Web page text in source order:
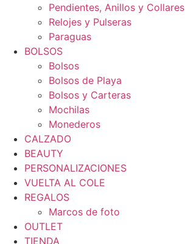
Pendientes, Anillos y Collares
Relojes y Pulseras
Paraguas
BOLSOS
Bolsos
Bolsos de Playa
Bolsos y Carteras
Mochilas
Monederos
CALZADO
BEAUTY
PERSONALIZACIONES
VUELTA AL COLE
REGALOS
Marcos de foto
OUTLET
TIENDA